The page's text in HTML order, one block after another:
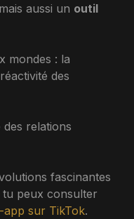
aussi un outil
mondes : la
des
relations
fascinantes
peux consulter
app sur TikTok.